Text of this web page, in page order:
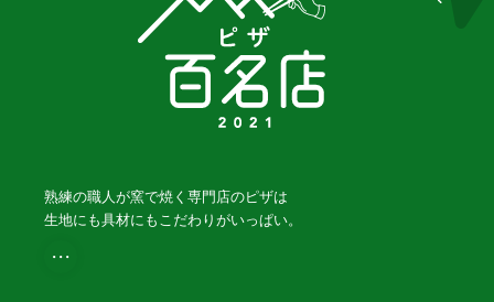
熟練の職人が窯で焼く専門店のピザは
生地にも具材にもこだわりがいっぱい。
・・・